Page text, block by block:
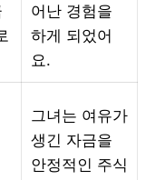
어난 경험을
하게 되었어
요.
그녀는 여유가
생긴 자금을
안정적인 주식